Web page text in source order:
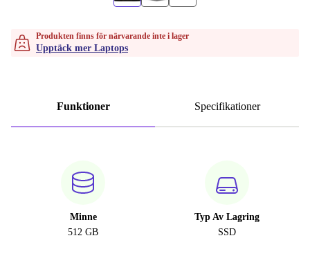
Produkten finns för närvarande inte i lager
Upptäck mer Laptops
Funktioner Specifikationer
Minne
512 GB
Typ Av Lagring
SSD